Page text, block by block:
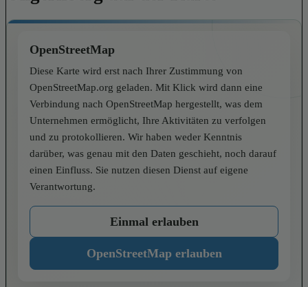
OpenStreetMap
Diese Karte wird erst nach Ihrer Zustimmung von
OpenStreetMap.org geladen. Mit Klick wird dann eine
Verbindung nach OpenStreetMap hergestellt, was dem
Unternehmen ermöglicht, Ihre Aktivitäten zu verfolgen
und zu protokollieren. Wir haben weder Kenntnis
darüber, was genau mit den Daten geschieht, noch darauf
einen Einfluss. Sie nutzen diesen Dienst auf eigene
Verantwortung.
Einmal erlauben
OpenStreetMap erlauben